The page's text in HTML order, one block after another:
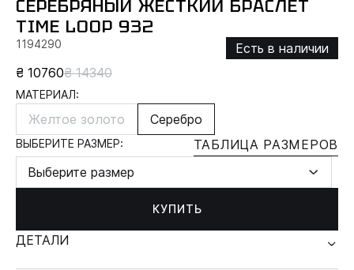
СЕРЕБРЯНЫЙ ЖЕСТКИЙ БРАСЛЕТ
TIME LOOP 932
1194290
Есть в наличии
₴ 10760₴ 14340
МАТЕРИАЛ:
Желтое золото Серебро
ВЫБЕРИТЕ РАЗМЕР:
ТАБЛИЦА РАЗМЕРОВ
Выберите размер
КУПИТЬ
ДЕТАЛИ